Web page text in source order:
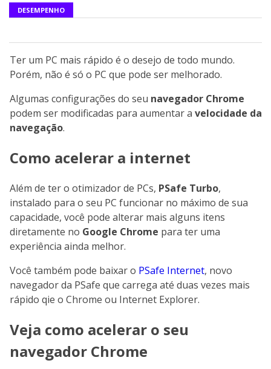
DESEMPENHO
Ter um PC mais rápido é o desejo de todo mundo.
Porém, não é só o PC que pode ser melhorado.
Algumas configurações do seu navegador Chrome
podem ser modificadas para aumentar a velocidade da
navegação.
Como acelerar a internet
Além de ter o otimizador de PCs, PSafe Turbo,
instalado para o seu PC funcionar no máximo de sua
capacidade, você pode alterar mais alguns itens
diretamente no Google Chrome para ter uma
experiência ainda melhor.
Você também pode baixar o PSafe Internet, novo
navegador da PSafe que carrega até duas vezes mais
rápido qie o Chrome ou Internet Explorer.
Veja como acelerar o seu
navegador Chrome